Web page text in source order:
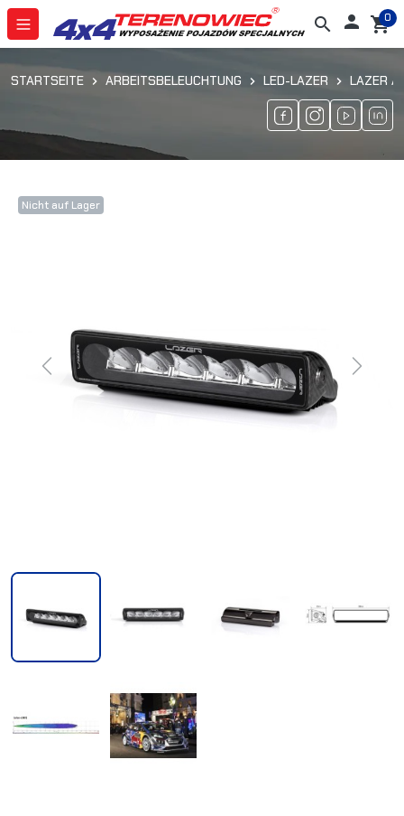
search  shopping_cart
0
STARTSEITE ARBEITSBELEUCHTUNG LED-LAZER LAZER
Nicht auf Lager
Previous Next